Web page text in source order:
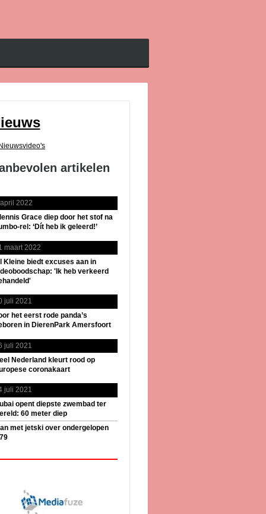
Nieuwsvideo's
artikelen
2022
Grace diep door het stof na
rel: ‘Dít heb ik geleerd!’
maart 2022
Kleine biedt excuses aan in
'Ik heb verkeerd
juli 2021
het eerst rode panda’s
in DierenPark Amersfoort
juli 2021
Nederland kleurt rood op
coronakaart
juli 2021
opent diepste zwembad ter
60 meter diep
met jetski over ondergelopen